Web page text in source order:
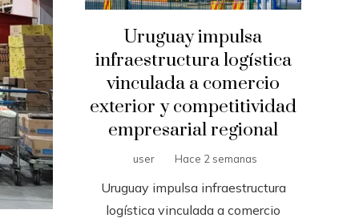
Uruguay impulsa
infraestructura logística
vinculada a comercio
exterior y competitividad
empresarial regional
user Hace 2 semanas
Uruguay impulsa infraestructura
logística vinculada a comercio